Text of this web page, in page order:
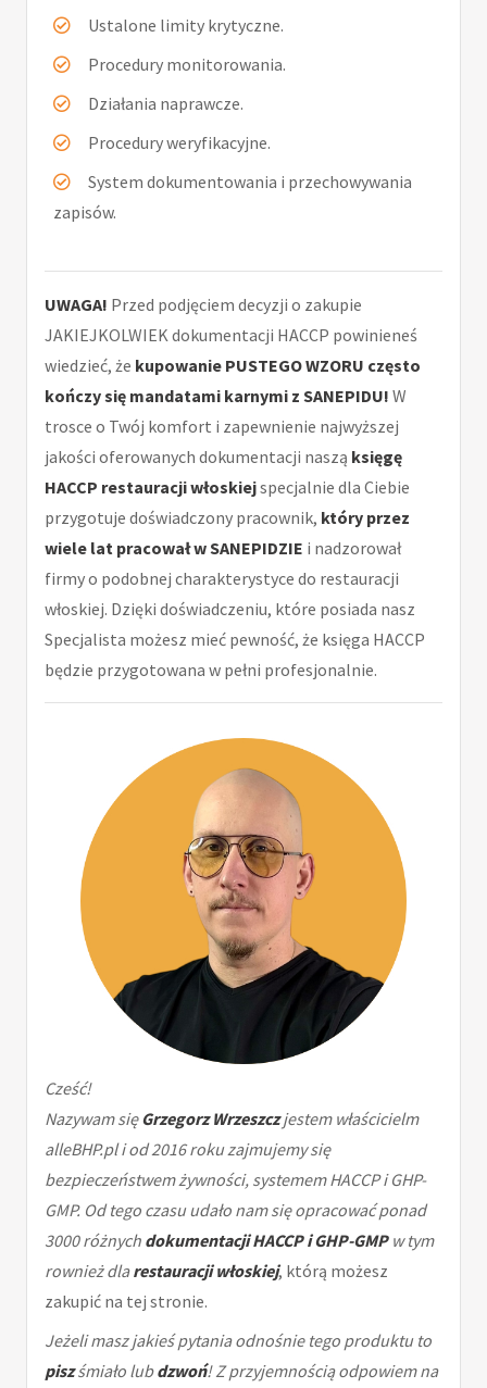
Ustalone limity krytyczne.
Procedury monitorowania.
Działania naprawcze.
Procedury weryfikacyjne.
System dokumentowania i przechowywania
zapisów.
UWAGA! Przed podjęciem decyzji o zakupie
JAKIEJKOLWIEK dokumentacji HACCP powinieneś
wiedzieć, że kupowanie PUSTEGO WZORU często
kończy się mandatami karnymi z SANEPIDU! W
trosce o Twój komfort i zapewnienie najwyższej
jakości oferowanych dokumentacji naszą księgę
HACCP restauracji włoskiejspecjalnie dla Ciebie
przygotuje doświadczony pracownik, który przez
wiele lat pracował w SANEPIDZIE i nadzorował
firmy o podobnej charakterystyce do restauracji
włoskiej. Dzięki doświadczeniu, które posiada nasz
Specjalista możesz mieć pewność, że księga HACCP
będzie przygotowana w pełni profesjonalnie.
Cześć!
Nazywam sięGrzegorz Wrzeszczjestem właścicielm
alleBHP.pl i od 2016 roku zajmujemy się
bezpieczeństwem żywności, systemem HACCP i GHP-
GMP. Od tego czasu udało nam się opracować ponad
3000 różnych dokumentacji HACCP i GHP-GMPw tym
rownież dlarestauracji włoskiej, którą możesz
zakupić na tej stronie.
Jeżeli masz jakieś pytania odnośnie tego produktu to
piszśmiało lubdzwoń! Z przyjemnością odpowiem na